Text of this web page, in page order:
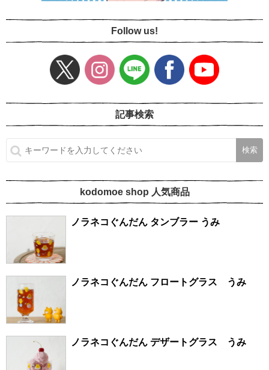
Follow us!
記事検索
kodomoe shop 人気商品
ノラネコぐんだん タンブラー うみ
ノラネコぐんだん フロートグラス うみ
ノラネコぐんだん デザートグラス うみ